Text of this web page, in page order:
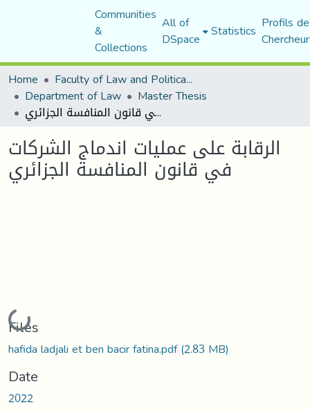
Communities
&
Collections
All of
DSpace Statistics Profils
Home
Faculty of Law and Political Science
Department of Law Master Thesis
الرقابة على عمليات اندماج الشركات في قانون المنافسة الجزائري
الرقابة على عمليات اندماج الشركات
في قانون المنافسة الجزائري
Loading...
Files
hafida ladjali et ben bacir fatina.pdf(2.83 MB)
Date
2022